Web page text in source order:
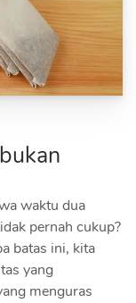
waktu dua
pernah cukup?
batas ini, kita
yang
menguras